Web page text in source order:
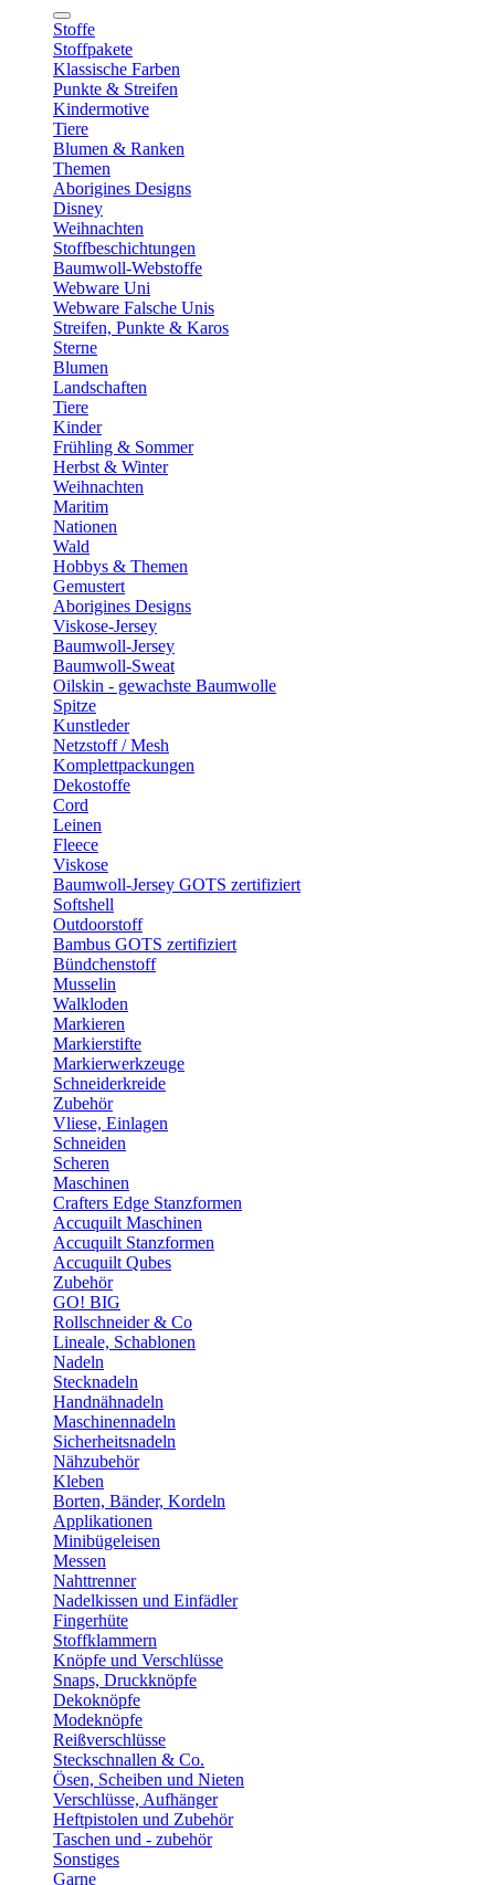
Stoffe
Stoffpakete
Klassische Farben
Punkte & Streifen
Kindermotive
Tiere
Blumen & Ranken
Themen
Aborigines Designs
Disney
Weihnachten
Stoffbeschichtungen
Baumwoll-Webstoffe
Webware Uni
Webware Falsche Unis
Streifen, Punkte & Karos
Sterne
Blumen
Landschaften
Tiere
Kinder
Frühling & Sommer
Herbst & Winter
Weihnachten
Maritim
Nationen
Wald
Hobbys & Themen
Gemustert
Aborigines Designs
Viskose-Jersey
Baumwoll-Jersey
Baumwoll-Sweat
Oilskin - gewachste Baumwolle
Spitze
Kunstleder
Netzstoff / Mesh
Komplettpackungen
Dekostoffe
Cord
Leinen
Fleece
Viskose
Baumwoll-Jersey GOTS zertifiziert
Softshell
Outdoorstoff
Bambus GOTS zertifiziert
Bündchenstoff
Musselin
Walkloden
Markieren
Markierstifte
Markierwerkzeuge
Schneiderkreide
Zubehör
Vliese, Einlagen
Schneiden
Scheren
Maschinen
Crafters Edge Stanzformen
Accuquilt Maschinen
Accuquilt Stanzformen
Accuquilt Qubes
Zubehör
GO! BIG
Rollschneider & Co
Lineale, Schablonen
Nadeln
Stecknadeln
Handnähnadeln
Maschinennadeln
Sicherheitsnadeln
Nähzubehör
Kleben
Borten, Bänder, Kordeln
Applikationen
Minibügeleisen
Messen
Nahttrenner
Nadelkissen und Einfädler
Fingerhüte
Stoffklammern
Knöpfe und Verschlüsse
Snaps, Druckknöpfe
Dekoknöpfe
Modeknöpfe
Reißverschlüsse
Steckschnallen & Co.
Ösen, Scheiben und Nieten
Verschlüsse, Aufhänger
Heftpistolen und Zubehör
Taschen und - zubehör
Sonstiges
Garne